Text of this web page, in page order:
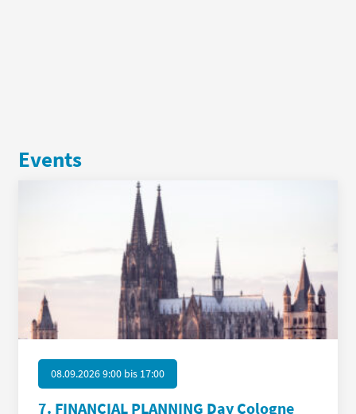
Events
08.09.2026 9:00 bis 17:00
7. FINANCIAL PLANNING Day Cologne